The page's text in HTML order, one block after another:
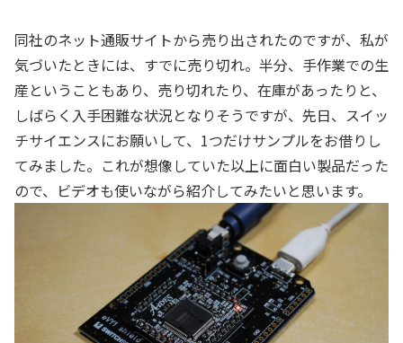
同社のネット通販サイトから売り出されたのですが、私が
気づいたときには、すでに売り切れ。半分、手作業での生
産ということもあり、売り切れたり、在庫があったりと、
しばらく入手困難な状況となりそうですが、先日、スイッ
チサイエンスにお願いして、1つだけサンプルをお借りし
てみました。これが想像していた以上に面白い製品だった
ので、ビデオも使いながら紹介してみたいと思います。